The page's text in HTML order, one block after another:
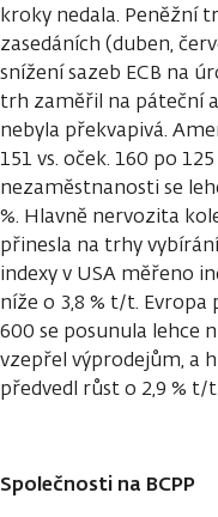
kroky nedala. Peněžní
zasedáních (duben,
snížení sazeb ECB na
trh zaměřil na páteční
nebyla překvapivá.
151 vs. oček. 160 po
nezaměstnanosti se
%. Hlavně nervozita
přinesla na trhy
indexy v USA měřeno
níže o 3,8 % t/t.
600 se posunula lehce
vzepřel výprodejům, a
předvedl růst o 2,9 % t/
Společnosti na BCPP